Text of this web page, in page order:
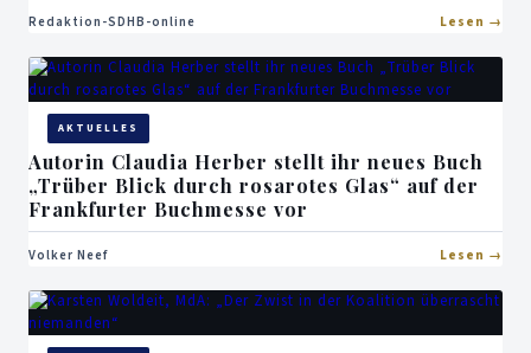
Redaktion-SDHB-online Lesen
AKTUELLES
Autorin Claudia Herber stellt ihr neues Buch
„Trüber Blick durch rosarotes Glas“ auf der
Frankfurter Buchmesse vor
Volker Neef Lesen